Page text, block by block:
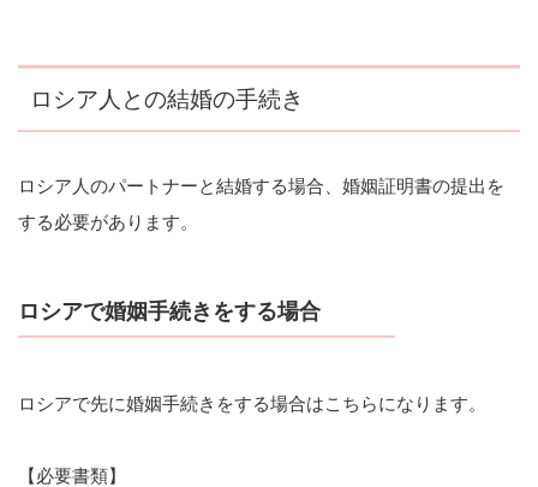
ロシア人との結婚の手続き
ロシア人のパートナーと結婚する場合、婚姻証明書の提出を
する必要があります。
ロシアで婚姻手続きをする場合
ロシアで先に婚姻手続きをする場合はこちらになります。
【必要書類】